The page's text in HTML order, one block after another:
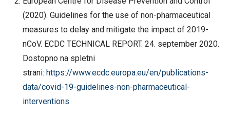
(2020). Guidelines for the use of non-pharmaceutical
measures to delay and mitigate the impact of 2019-
nCoV. ECDC TECHNICAL REPORT. 24. september 2020.
Dostopno na spletni
strani: https://www.ecdc.europa.eu/en/publications-
data/covid-19-guidelines-non-pharmaceutical-
interventions